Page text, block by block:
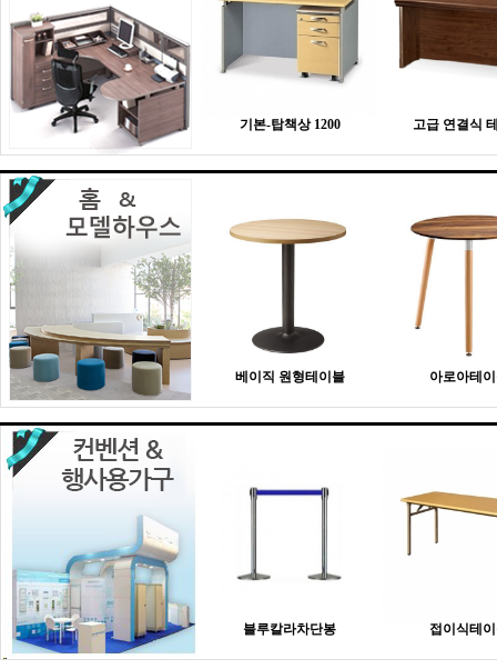
기본-탑책상 1200 고급 연결식
베이직 원형테이블 아로아테
블루칼라차단봉 접이식테